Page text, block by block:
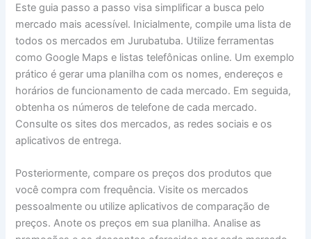
Este guia passo a passo visa simplificar a busca pelo
mercado mais acessível. Inicialmente, compile uma lista de
todos os mercados em Jurubatuba. Utilize ferramentas
como Google Maps e listas telefônicas online. Um exemplo
prático é gerar uma planilha com os nomes, endereços e
horários de funcionamento de cada mercado. Em seguida,
obtenha os números de telefone de cada mercado.
Consulte os sites dos mercados, as redes sociais e os
aplicativos de entrega.
Posteriormente, compare os preços dos produtos que
você compra com frequência. Visite os mercados
pessoalmente ou utilize aplicativos de comparação de
preços. Anote os preços em sua planilha. Analise as